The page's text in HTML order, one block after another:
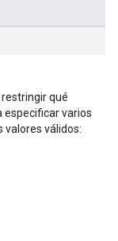
qué
especificar varios
valores válidos: